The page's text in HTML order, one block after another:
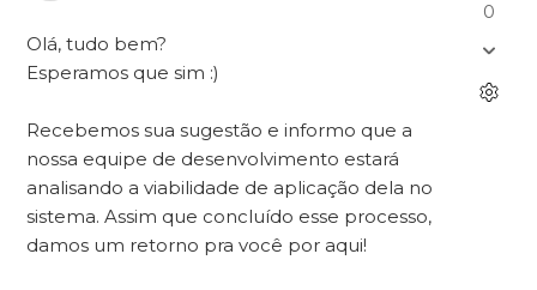
Olá, tudo bem?
Esperamos que sim :)
Recebemos sua sugestão e informo que a
nossa equipe de desenvolvimento estará
analisando a viabilidade de aplicação dela no
sistema. Assim que concluído esse processo,
damos um retorno pra você por aqui!
0